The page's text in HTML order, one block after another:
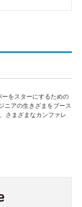
をスターにするための
ニアの生きざまをブース
さまざまなカンファレ